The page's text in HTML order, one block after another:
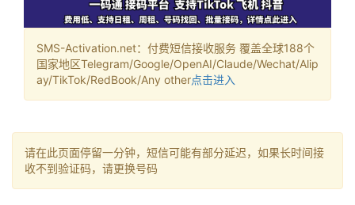
SMS-Activation.net：付费短信接收服务 覆盖全球188个
国家地区Telegram/Google/OpenAI/Claude/Wechat/Alip
ay/TikTok/RedBook/Any other点击进入
请在此页面停留一分钟，短信可能有部分延迟，如果长时间接
收不到验证码，请更换号码